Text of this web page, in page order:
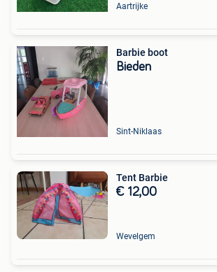
Aartrijke
Barbie boot
Bieden
Sint-Niklaas
Tent Barbie
€ 12,00
Wevelgem